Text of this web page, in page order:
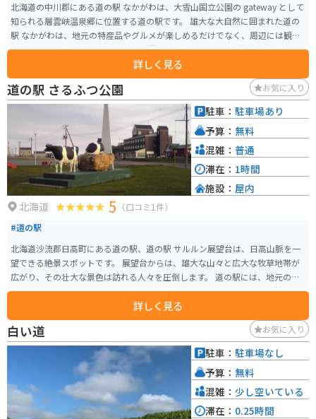
北海道の中川郡にある道の駅 なかがわは、大雪山国立公園の gateway として
知られる層雲峡温泉郷に位置する道の駅です。 雄大な大自然に囲まれた道の
駅 なかがわは、地元の特産品やグルメが楽しめるだけでなく、周辺には観光
スポットも豊富です。 ドライブの休憩に立ち寄るのもよし、観光の拠点とし
眺めながらのツーリングが楽しめます。 道の駅には、バイク専用の駐車場も
完備されているので安心です。 地元の名産品としては、大雪山系の湧き水を
使用した豆腐や、地元産のそば粉を使ったそばなどが人気です。 また、道の
駅 なかがわから徒歩圏内には、日本の滝百選にも選ばれた流星滝と銀河の滝
があります。 特に、2つの滝を同時に見ることができる双瀑台からの眺めは圧
巻です。
詳しく見る
道の駅 さるふつ公園 お気に入り
北海道 5 （口コミ1件）
#道の駅
北海道沙流郡日高町にある道の駅、道の駅 サルルン展望台は、日高山脈を一
望できる絶景スポットです。 展望台からは、雄大な山々と広大な牧草地帯が
広がり、その壮大な景色は訪れる人々を圧倒します。 道の駅には、地元の特
産品を販売する売店やレストランがあり、北海道ならではの新鮮な食材を使
った料理を楽しむことができます。 また、バイクツーリングの休憩スポット
としても人気があり、駐車場も広々としているので、ゆっくりと休憩するこ
とができます。 周辺には、乗馬体験ができる牧場や、日高山脈を源流とする
沙流川でのカヌー体験など、自然を満喫できるアクティビティも充実してい
詳しく見る
駐車： 駐車場あり
予算： 無料
混雑： 普通
滞在： 1時間
施設： 屋内
白い道 お気に入り
駐車： 駐車場なし
予算： 無料
混雑： 少し空いている
滞在： 0.25時間